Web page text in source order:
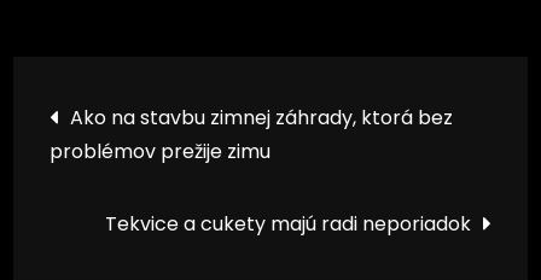
Navigace
pro
příspěvek
Ako na stavbu zimnej záhrady, ktorá bez
problémov prežije zimu
Tekvice a cukety majú radi neporiadok